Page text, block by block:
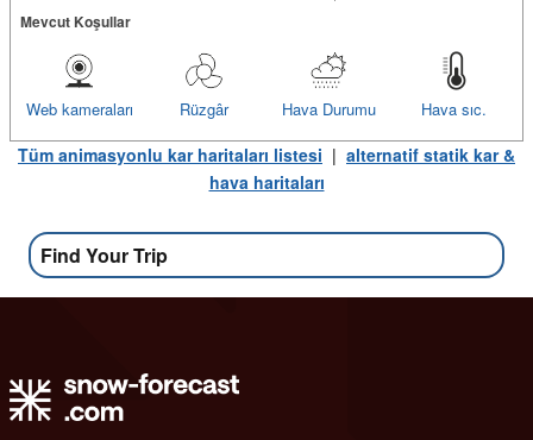
Mevcut Koşullar
Hava sıc.
Hava Durumu
Rüzgâr
Web kameraları
Tüm animasyonlu kar haritaları listesi | alternatif statik kar &
hava haritaları
Find Your Trip